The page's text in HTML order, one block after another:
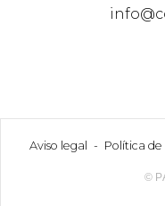
Aviso legal - Política
©